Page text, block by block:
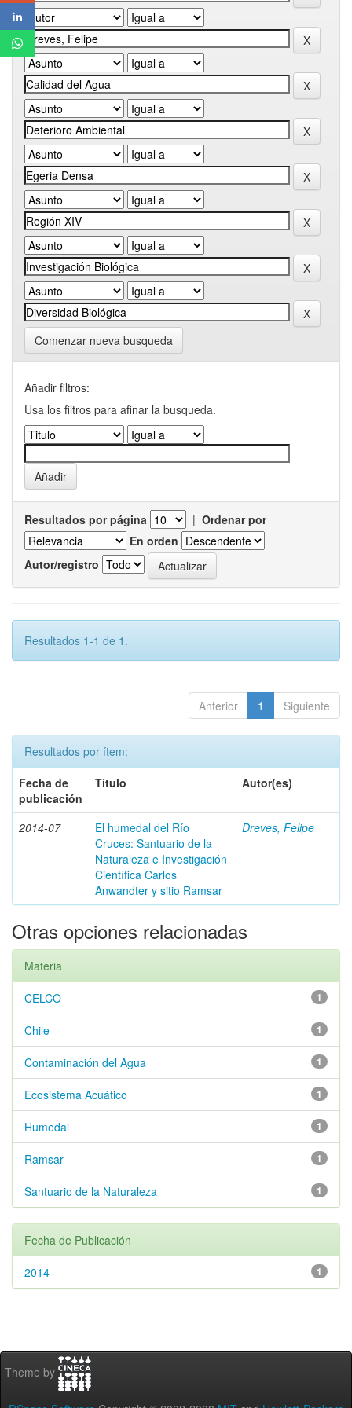
Comenzar nueva busqueda
Añadir filtros:
Usa los filtros para afinar la busqueda.
Resultados por página | Ordenar por
En orden
Autor/registro
Resultados 1-1 de 1.
Anterior 1 Siguiente
Resultados por ítem:
Fecha de
publicación
Título Autor(es)
2014-07
El humedal del Río
Cruces: Santuario de la
Naturaleza e Investigación
Científica Carlos
Anwandter y sitio Ramsar
Dreves, Felipe
Otras opciones relacionadas
Materia
1
CELCO
1
Chile
1
Contaminación del Agua
1
Ecosistema Acuático
1
Humedal
1
Ramsar
1
Santuario de la Naturaleza
Fecha de Publicación
1
2014
Theme by